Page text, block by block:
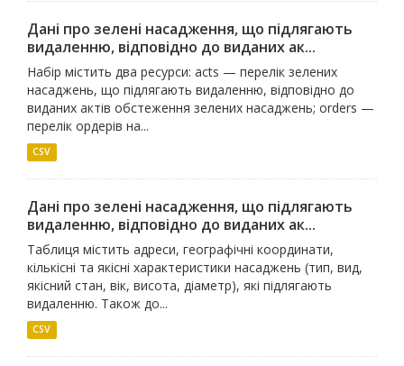
Дані про зелені насадження, що підлягають
видаленню, відповідно до виданих ак...
Набір містить два ресурси: acts — перелік зелених
насаджень, що підлягають видаленню, відповідно до
виданих актів обстеження зелених насаджень; orders —
перелік ордерів на...
CSV
Дані про зелені насадження, що підлягають
видаленню, відповідно до виданих ак...
Таблиця містить адреси, географічні координати,
кількісні та якісні характеристики насаджень (тип, вид,
якісний стан, вік, висота, діаметр), які підлягають
видаленню. Також до...
CSV